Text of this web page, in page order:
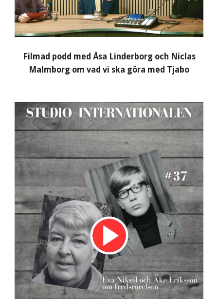
Filmad podd med Åsa Linderborg och Niclas
Malmborg om vad vi ska göra med Tjabo